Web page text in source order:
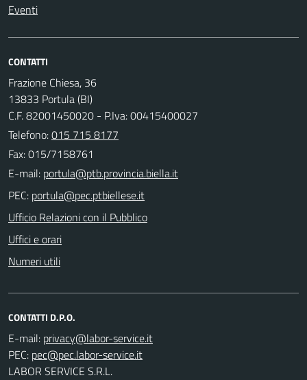
Eventi
CONTATTI
Frazione Chiesa, 36
13833 Portula (BI)
C.F. 82001450020 - P.Iva: 00415400027
Telefono:015 715 8177
Fax: 015/7158761
E-mail:
PEC:
Ufficio Relazioni con il Pubblico
Uffici e orari
Numeri utili
CONTATTI D.P.O.
E-mail:
PEC:
LABOR SERVICE S.R.L.